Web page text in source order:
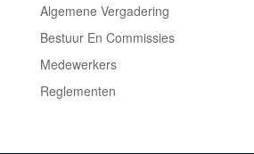
Algemene Vergadering
Bestuur En Commissies
Medewerkers
Reglementen